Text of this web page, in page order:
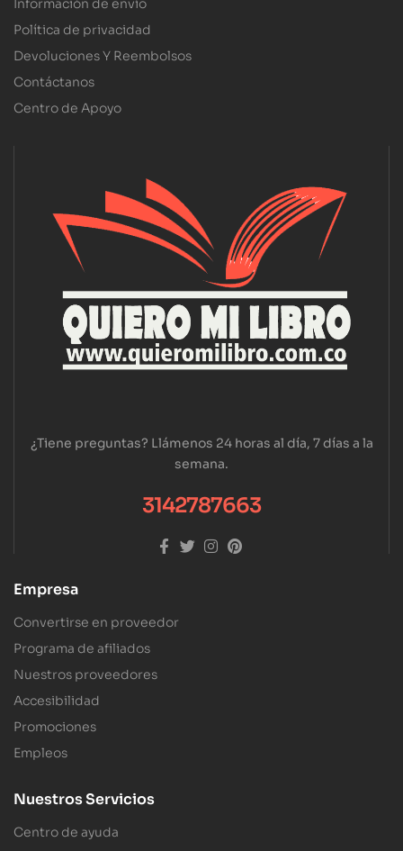
Información de envío
Política de privacidad
Devoluciones Y Reembolsos
Contáctanos
Centro de Apoyo
¿Tiene preguntas? Llámenos 24 horas al día, 7 días a la
semana.
3142787663
Empresa
Convertirse en proveedor
Programa de afiliados
Nuestros proveedores
Accesibilidad
Promociones
Empleos
Nuestros Servicios
Centro de ayuda